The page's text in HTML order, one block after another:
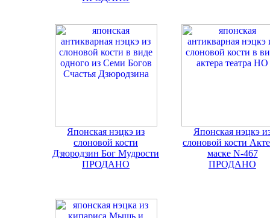
Японская нэцкэ из
слоновой кости
Дзюродзин Бог Мудрости
ПРОДАНО
Японская нэцкэ
слоновой кости
маске N-467
ПРОДАНО